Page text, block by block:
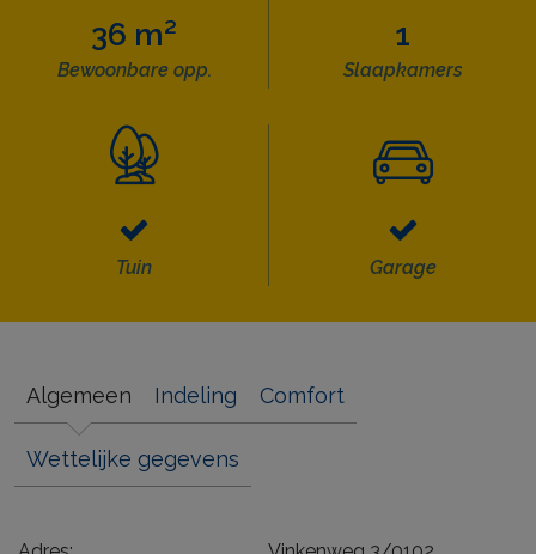
36 m²
Bewoonbare opp.
1
Slaapkamers
Tuin Garage
Algemeen Indeling Comfort
Wettelijke gegevens